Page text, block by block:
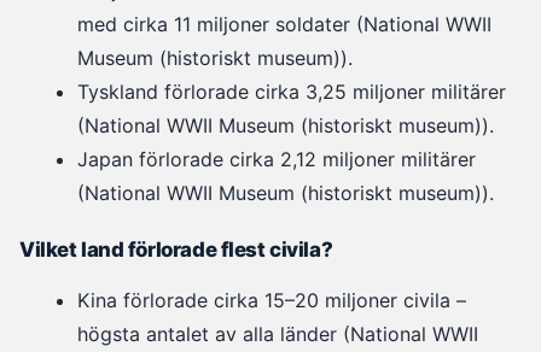
med cirka 11 miljoner soldater (National WWII
Museum (historiskt museum)).
Tyskland förlorade cirka 3,25 miljoner militärer
(National WWII Museum (historiskt museum)).
Japan förlorade cirka 2,12 miljoner militärer
(National WWII Museum (historiskt museum)).
Vilket land förlorade flest civila?
Kina förlorade cirka 15–20 miljoner civila –
högsta antalet av alla länder (National WWII